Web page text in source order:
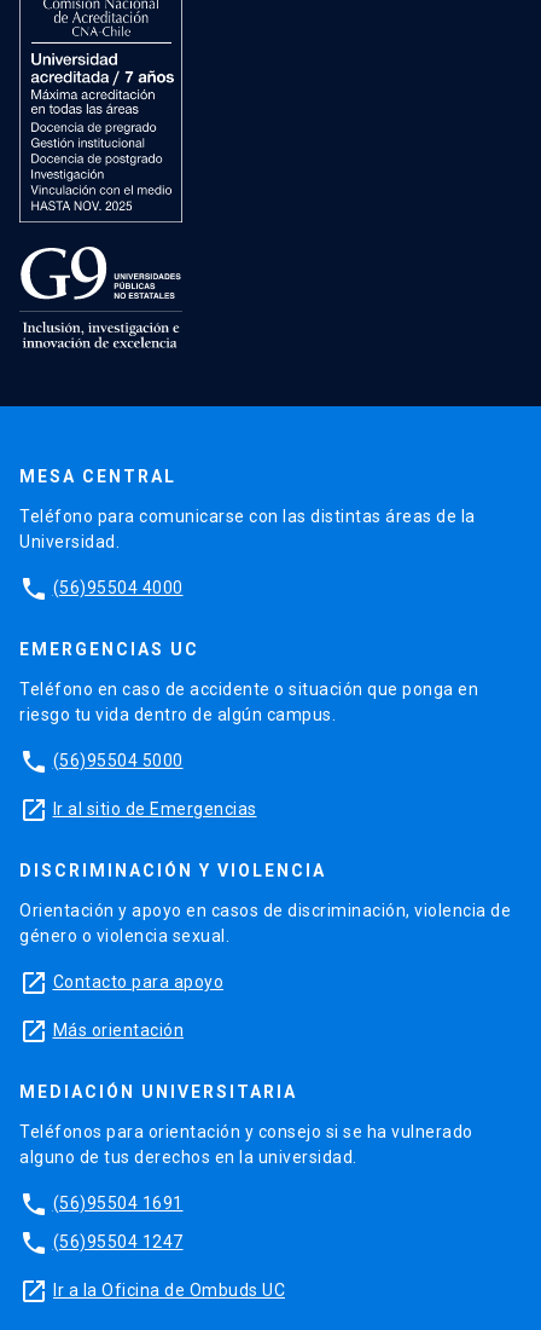
MESA CENTRAL
Teléfono para comunicarse con las distintas áreas de la
Universidad.
phone (56)95504 4000
EMERGENCIAS UC
Teléfono en caso de accidente o situación que ponga en
riesgo tu vida dentro de algún campus.
phone (56)95504 5000
launch Ir al sitio de Emergencias
DISCRIMINACIÓN Y VIOLENCIA
Orientación y apoyo en casos de discriminación, violencia de
género o violencia sexual.
launch Contacto para apoyo
launch Más orientación
MEDIACIÓN UNIVERSITARIA
Teléfonos para orientación y consejo si se ha vulnerado
alguno de tus derechos en la universidad.
phone (56)95504 1691
phone (56)95504 1247
launch Ir a la Oficina de Ombuds UC